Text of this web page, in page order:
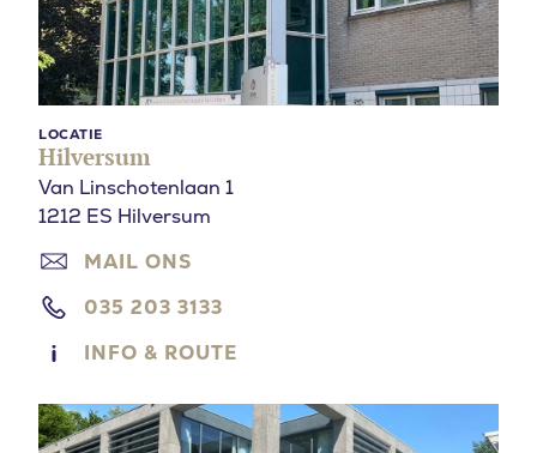
LOCATIE
Hilversum
Van Linschotenlaan 1
1212 ES Hilversum
MAIL ONS
035 203 3133
INFO & ROUTE